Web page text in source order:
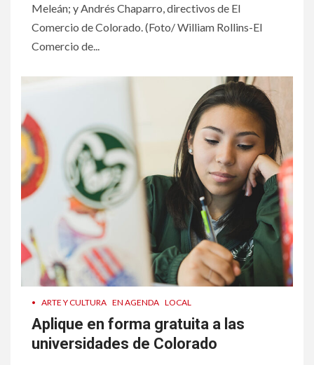
Meleán; y Andrés Chaparro, directivos de El
Comercio de Colorado. (Foto/ William Rollins-El
Comercio de...
• ARTE Y CULTURA EN AGENDA LOCAL
Aplique en forma gratuita a las
universidades de Colorado